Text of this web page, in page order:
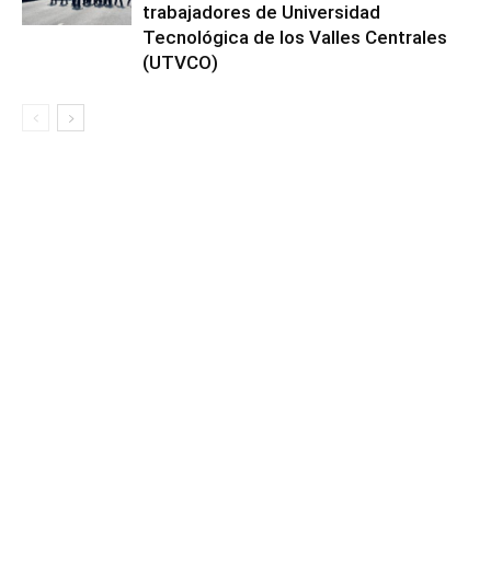
trabajadores de Universidad
Tecnológica de los Valles Centrales
(UTVCO)